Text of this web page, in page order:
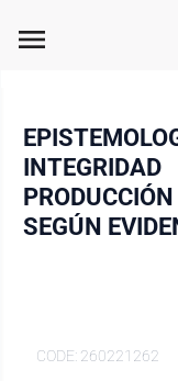
menu
SEGÚN
CODE: 260221262